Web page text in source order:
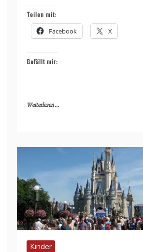
Teilen mit:
Facebook X
Gefällt mir:
Weiterlesen ...
Kinder